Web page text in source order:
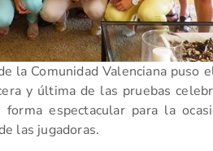
la Comunidad Valenciana puso
y última de las pruebas
forma espectacular para la
las jugadoras.